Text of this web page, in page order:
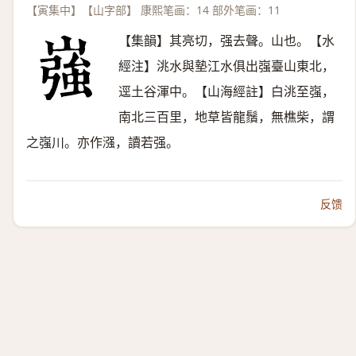
【寅集中】【山字部】 康熙笔画：14 部外笔画：11
【集韻】其亮切，强去聲。山也。【水
經注】洮水與墊江水俱出嵹臺山東北，
逕土谷渾中。【山海經註】白洮至嵹，
南北三百里，地草皆龍鬚，無樵柴，謂
之嵹川。亦作漒，讀若强。
反馈